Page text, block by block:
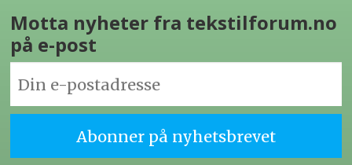
Motta nyheter fra tekstilforum.no
på e-post